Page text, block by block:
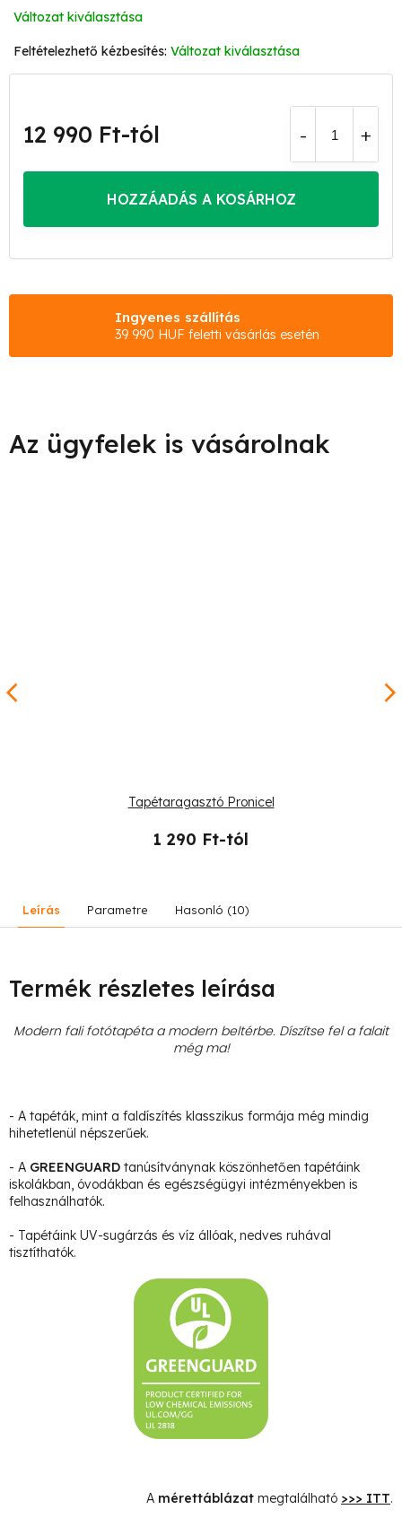
Változat kiválasztása
Változat kiválasztása
12 990 Ft-tól
HOZZÁADÁS A KOSÁRHOZ
Ingyenes szállítás
39 990 HUF feletti vásárlás esetén
Tapétaragasztó Pronicel
1 290 Ft-tól
Leírás Parametre Hasonló (10)
Termék részletes leírása
Modern fali fotótapéta a modern beltérbe. Díszítse fel a falait
még ma!
- A tapéták, mint a faldíszítés klasszikus formája még mindig
hihetetlenül népszerűek.
- A GREENGUARD tanúsítványnak köszönhetően tapétáink
iskolákban, óvodákban és egészségügyi intézményekben is
felhasználhatók.
- Tapétáink UV-sugárzás és víz állóak, nedves ruhával
tisztíthatók.
A mérettáblázat megtalálható >>> ITT.